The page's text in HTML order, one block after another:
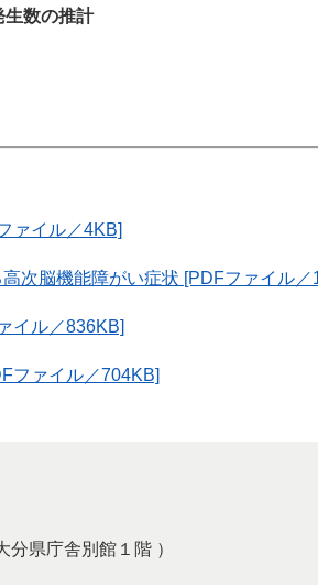
生数の推計
ァイル／4KB]
次脳機能障がい症状 [PDFファイル／
イル／836KB]
ファイル／704KB]
分県庁舎別館１階 ）